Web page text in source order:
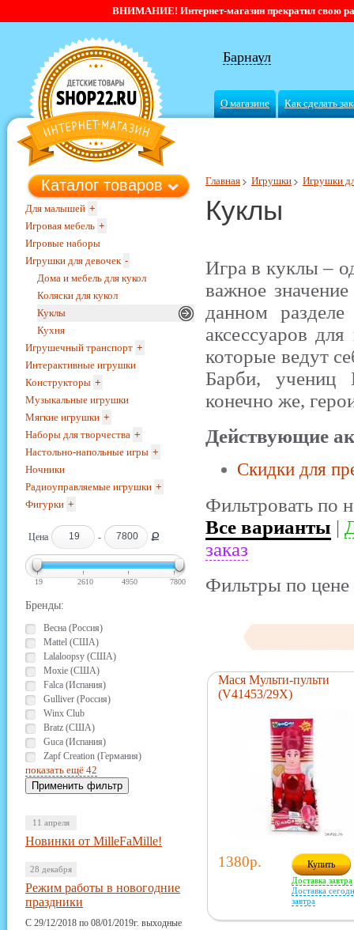
ВНИМАНИЕ! Интернет-магазин прекратил свою
Барнаул
О магазине Как сделать
Главная Игрушки Игрушки
Куклы
Игра в куклы –
важное
данном
аксессуаров
которые ведут
Барби,
конечно же,
Действующие
Скидки для
Фильтровать по
Все варианты |
заказ
Фильтры по цене
Каталог товаров
Для малышей +
Игровая мебель +
Игровые наборы
Игрушки для девочек -
Дома и мебель для кукол
Коляски для кукол
Куклы
Кухня
Игрушечный транспорт +
Интерактивные игрушки
Конструкторы +
Музыкальные игрушки
Мягкие игрушки +
Наборы для творчества +
Настольно-напольные игры +
Ночники
Радиоуправляемые игрушки +
Фигурки +
Цена - Ք
19 2610 4950 7800
Бренды:
Весна (Россия)
Mattel (США)
Lalaloopsy (США)
Moxie (США)
Falca (Испания)
Gulliver (Россия)
Winx Club
Bratz (США)
Guca (Испания)
Zapf Creation (Германия)
показать ещё 42
11 апреля
Новинки от MilleFaMille!
28 декабря
Режим работы в новогодние
праздники
С 29/12/2018 по 08/01/2019г. выходные
Мася Мульти-пульти
(V41453/29X)
1380р. Купить
Доставка завтра
Доставка
завтра